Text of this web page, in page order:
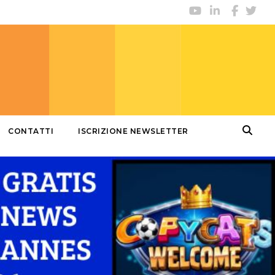
CONTATTI ISCRIZIONE NEWSLETTER